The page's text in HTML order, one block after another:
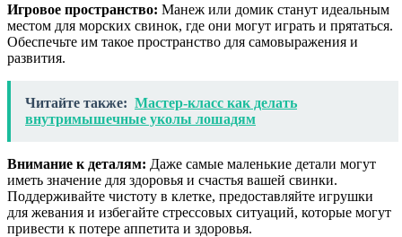
Игровое пространство: Манеж или домик станут идеальным
местом для морских свинок, где они могут играть и прятаться.
Обеспечьте им такое пространство для самовыражения и
развития.
Читайте также: Мастер-класс как делать
внутримышечные уколы лошадям
Внимание к деталям: Даже самые маленькие детали могут
иметь значение для здоровья и счастья вашей свинки.
Поддерживайте чистоту в клетке, предоставляйте игрушки
для жевания и избегайте стрессовых ситуаций, которые могут
привести к потере аппетита и здоровья.